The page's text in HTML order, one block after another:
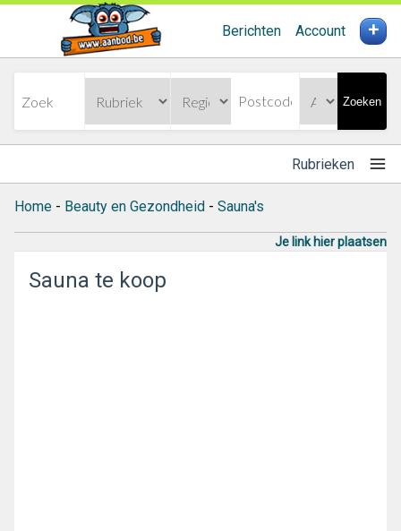
Berichten Account +
Zoeken
Rubrieken
Home - Beauty en Gezondheid - Sauna's
Je link hier plaatsen
Sauna te koop